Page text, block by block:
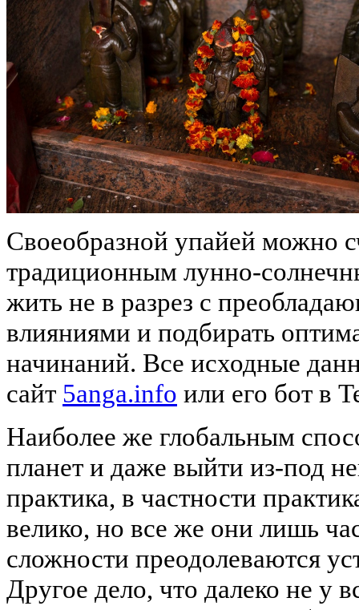
Своеобразной упайей можно
традиционным лунно-
жить не в разрез с
влияниями и подбирать
начинаний. Все исходные
сайт 5anga.info или его бот в
Наиболее же глобальным
планет и даже выйти из-под
практика, в частности
велико, но все же они лишь
сложности преодолеваются
Другое дело, что далеко не у